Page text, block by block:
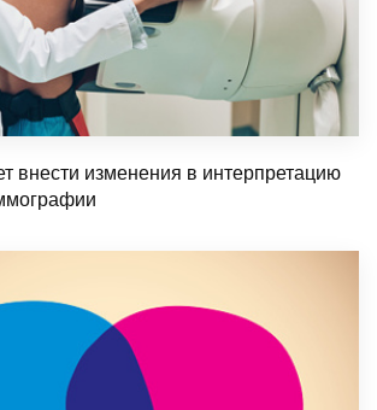
внести изменения в интерпретацию